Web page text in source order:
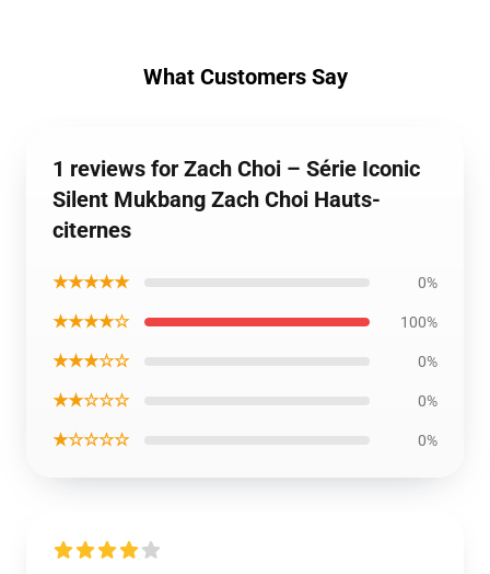
What Customers Say
1 reviews for Zach Choi – Série Iconic
Silent Mukbang Zach Choi Hauts-
citernes
★★★★★ 0%
★★★★☆ 100%
★★★☆☆ 0%
★★☆☆☆ 0%
★☆☆☆☆ 0%